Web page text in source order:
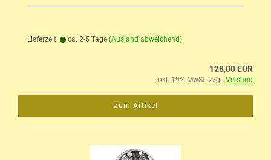
Lieferzeit: ca. 2-5 Tage (Ausland abweichend)
128,00 EUR
inkl. 19% MwSt. zzgl. Versand
Zum Artikel